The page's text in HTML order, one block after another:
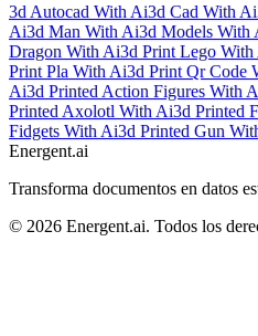
3d Autocad With Ai3d Cad With Ai
Ai3d Man With Ai3d Models With
Dragon With Ai3d Print Lego With
Print Pla With Ai3d Print Qr Code
Ai3d Printed Action Figures With
Printed Axolotl With Ai3d Printed
Fidgets With Ai3d Printed Gun
Energent.ai
Transforma documentos en datos
© 2026 Energent.ai. Todos los